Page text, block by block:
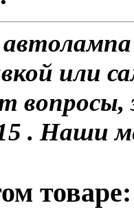
или
. Наши
товаре: